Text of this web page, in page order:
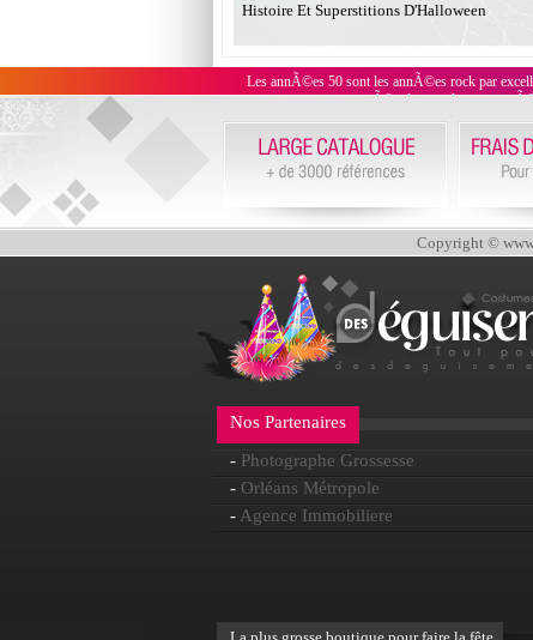
Histoire Et Superstitions D'Halloween
Les annÃ©es 50 sont les annÃ©es rock par
Ã©galement des tenues
Copyright ©
Nos Partenaires
- Photographe Grossesse
- Orléans Métropole
- Agence Immobiliere